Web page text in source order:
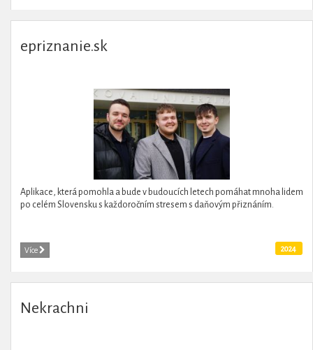
epriznanie.sk
Aplikace, která pomohla a bude v budoucích letech pomáhat mnoha lidem
po celém Slovensku s každoročním stresem s daňovým přiznáním.
Více 2024
Nekrachni